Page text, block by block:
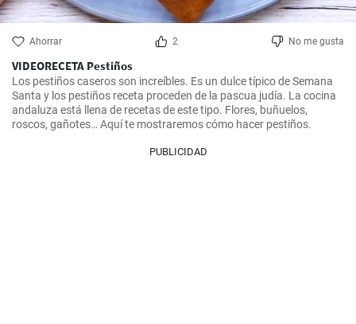
Ahorrar 2 No me gusta
VIDEORECETA Pestiños
Los pestiños caseros son increíbles. Es un dulce típico de Semana
Santa y los pestiños receta proceden de la pascua judía. La cocina
andaluza está llena de recetas de este tipo. Flores, buñuelos,
roscos, gañotes… Aquí te mostraremos cómo hacer pestiños.
PUBLICIDAD